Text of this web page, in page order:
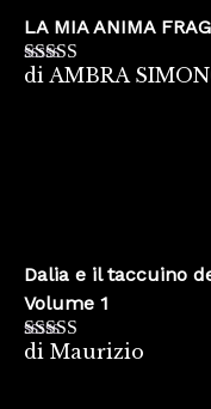
LA MIA ANIMA
Valutato5su
di AMBRA
Dalia e il taccuino
Volume 1
Valutato4
di Maurizio